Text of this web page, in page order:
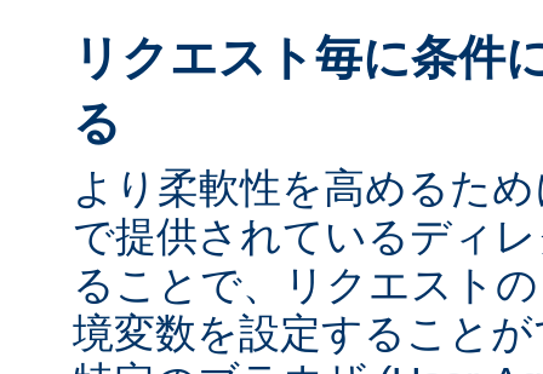
リクエスト毎に条件
る
より柔軟性を高めるた
で提供されているディ
ることで、リクエスト
境変数を設定すること